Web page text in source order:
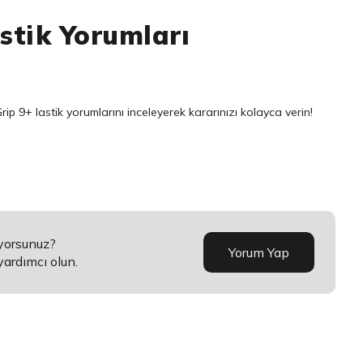
Yorumları
9+ lastik yorumlarını inceleyerek kararınızı kolayca verin!
olun.
Yorum Yap